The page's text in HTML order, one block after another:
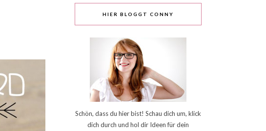
HIER BLOGGT CONNY
Schön, dass du hier bist! Schau dich um, klick
dich durch und hol dir Ideen für dein